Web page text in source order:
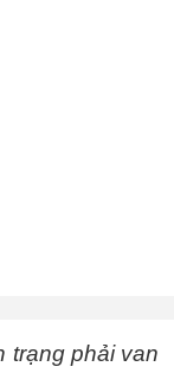
trạng phải van